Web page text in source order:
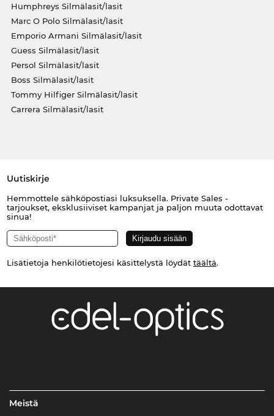
Humphreys Silmälasit/lasit
Marc O Polo Silmälasit/lasit
Emporio Armani Silmälasit/lasit
Guess Silmälasit/lasit
Persol Silmälasit/lasit
Boss Silmälasit/lasit
Tommy Hilfiger Silmälasit/lasit
Carrera Silmälasit/lasit
Uutiskirje
Hemmottele sähköpostiasi luksuksella. Private Sales -
tarjoukset, eksklusiiviset kampanjat ja paljon muuta odottavat
sinua!
Lisätietoja henkilötietojesi käsittelystä löydät täältä.
Meistä